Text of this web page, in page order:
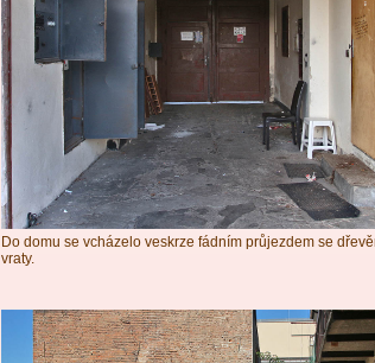
Do domu se vcházelo veskrze fádním průjezdem se
vraty.